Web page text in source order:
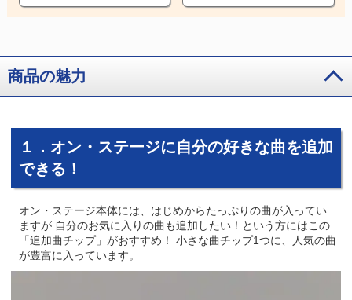
商品の魅力
１．オン・ステージに自分の好きな曲を追加
できる！
オン・ステージ本体には、はじめからたっぷりの曲が入ってい
ますが 自分のお気に入りの曲も追加したい！という方にはこの
「追加曲チップ」がおすすめ！ 小さな曲チップ1つに、人気の曲
が豊富に入っています。